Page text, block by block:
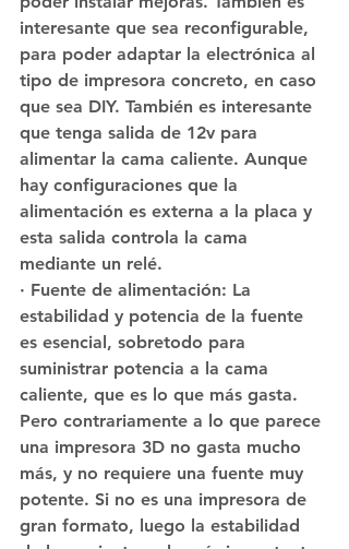
interesante que sea reconfigurable,
para poder adaptar la electrónica al
tipo de impresora concreto, en caso
que sea DIY. También es interesante
que tenga salida de 12v para
alimentar la cama caliente. Aunque
hay configuraciones que la
alimentación es externa a la placa y
esta salida controla la cama
mediante un relé.
· Fuente de alimentación: La
estabilidad y potencia de la fuente
es esencial, sobretodo para
suministrar potencia a la cama
caliente, que es lo que más gasta.
Pero contrariamente a lo que parece
una impresora 3D no gasta mucho
más, y no requiere una fuente muy
potente. Si no es una impresora de
gran formato, luego la estabilidad